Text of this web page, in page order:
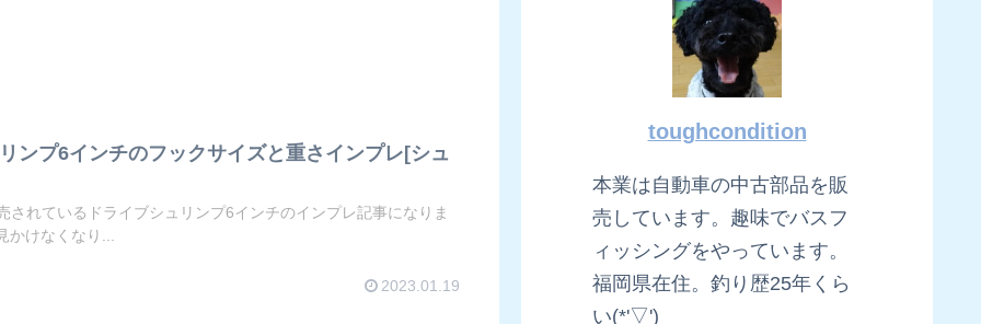
ンプ6インチのフックサイズと重さインプレ[シュ
されているドライブシュリンプ6インチのインプレ記事になりま
けなくなり...
2023.01.19
toughcondition
本業は自動車の中古部品を販
売しています。趣味でバスフ
ィッシングをやっています。
福岡県在住。釣り歴25年くら
い(*'▽')